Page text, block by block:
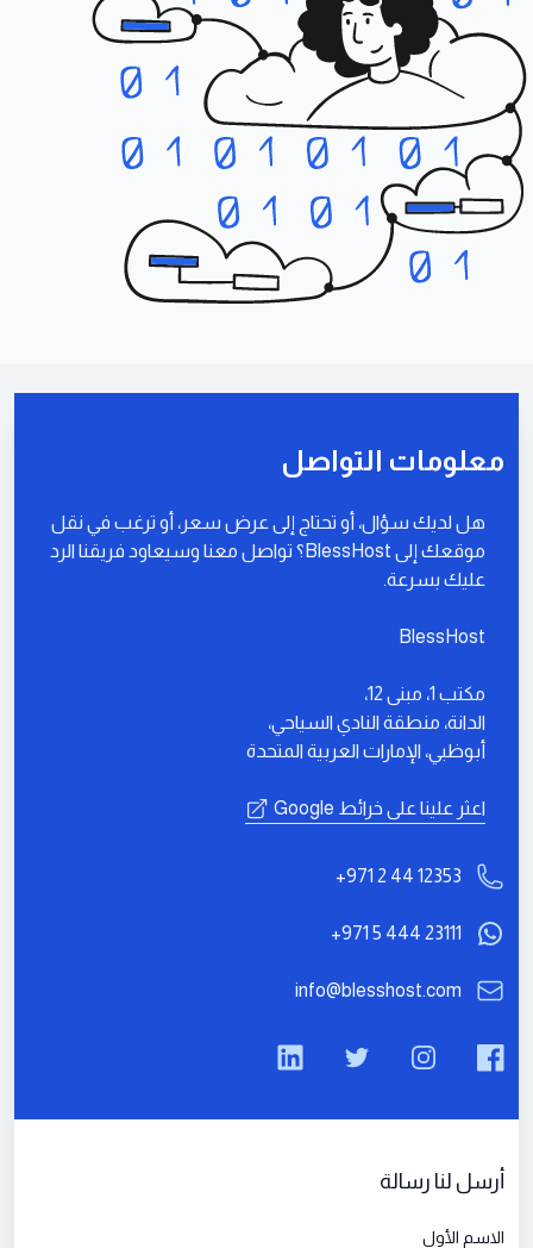
معلومات التواصل
هل لديك سؤال، أو تحتاج إلى عرض سعر، أو ترغب في نقل
موقعك إلى BlessHost؟ تواصل معنا وسيعاود فريقنا الرد
عليك بسرعة.
BlessHost
مكتب 1، مبنى 12،
الدانة، منطقة النادي السياحي،
أبوظبي، الإمارات العربية المتحدة
اعثر علينا على خرائط Google
رقم الهاتف+971 2 44 12353
+971 5 444 23111
البريد الإلكتروني
info@blesshost.com
Facebook
Instagram
Twitter
LinkedIn
أرسل لنا رسالة
الاسم الأول